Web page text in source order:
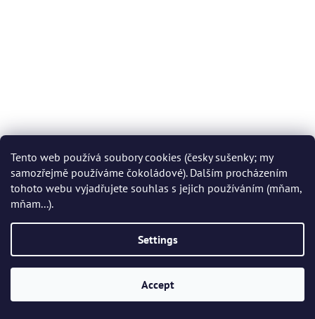
Tento web používá soubory cookies (česky sušenky; my
samozřejmě používáme čokoládové). Dalším procházením
tohoto webu vyjadřujete souhlas s jejich používáním (mňam,
mňam...).
Settings
Accept